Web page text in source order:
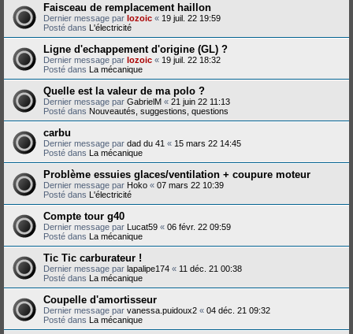
Faisceau de remplacement haillon
Dernier message par lozoic « 19 juil. 22 19:59
Posté dans L'électricité
Ligne d'echappement d'origine (GL) ?
Dernier message par lozoic « 19 juil. 22 18:32
Posté dans La mécanique
Quelle est la valeur de ma polo ?
Dernier message par GabrielM « 21 juin 22 11:13
Posté dans Nouveautés, suggestions, questions
carbu
Dernier message par dad du 41 « 15 mars 22 14:45
Posté dans La mécanique
Problème essuies glaces/ventilation + coupure moteur
Dernier message par Hoko « 07 mars 22 10:39
Posté dans L'électricité
Compte tour g40
Dernier message par Lucat59 « 06 févr. 22 09:59
Posté dans La mécanique
Tic Tic carburateur !
Dernier message par lapalipe174 « 11 déc. 21 00:38
Posté dans La mécanique
Coupelle d'amortisseur
Dernier message par vanessa.puidoux2 « 04 déc. 21 09:32
Posté dans La mécanique